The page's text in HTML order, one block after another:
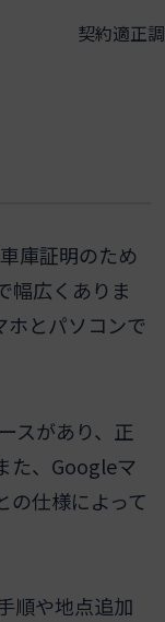
契約適正
庫証明のため
幅広くありま
とパソコンで
スがあり、正
た、Googleマ
の仕様によって
順や地点追加